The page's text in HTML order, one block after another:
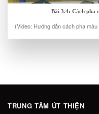
Bài 3.4: Cách pha
(Video: Hướng dẫn cách pha
TRUNG TÂM ÚT THIỆN